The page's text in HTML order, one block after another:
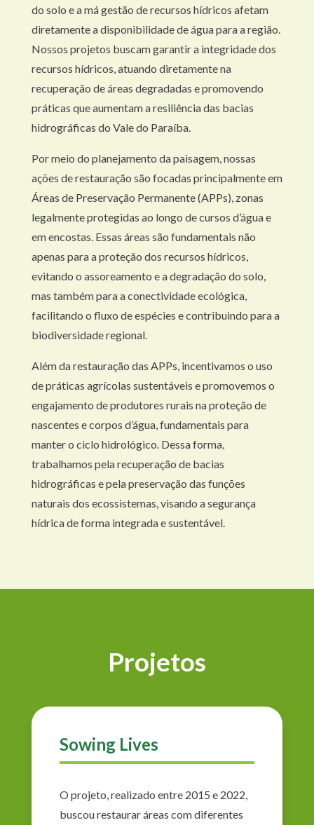
do solo e a má gestão de recursos hídricos afetam
diretamente a disponibilidade de água para a região.
Nossos projetos buscam garantir a integridade dos
recursos hídricos, atuando diretamente na
recuperação de áreas degradadas e promovendo
práticas que aumentam a resiliência das bacias
hidrográficas do Vale do Paraíba.
Por meio do planejamento da paisagem, nossas
ações de restauração são focadas principalmente em
Áreas de Preservação Permanente (APPs), zonas
legalmente protegidas ao longo de cursos d’água e
em encostas. Essas áreas são fundamentais não
apenas para a proteção dos recursos hídricos,
evitando o assoreamento e a degradação do solo,
mas também para a conectividade ecológica,
facilitando o fluxo de espécies e contribuindo para a
biodiversidade regional.
Além da restauração das APPs, incentivamos o uso
de práticas agrícolas sustentáveis e promovemos o
engajamento de produtores rurais na proteção de
nascentes e corpos d’água, fundamentais para
manter o ciclo hidrológico. Dessa forma,
trabalhamos pela recuperação de bacias
hidrográficas e pela preservação das funções
naturais dos ecossistemas, visando a segurança
hídrica de forma integrada e sustentável.
Projetos
Sowing Lives
O projeto, realizado entre 2015 e 2022,
buscou restaurar áreas com diferentes